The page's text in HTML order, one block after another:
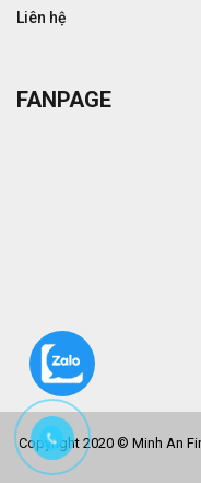
Liên hệ
FANPAGE
Copyright 2020 © Minh An